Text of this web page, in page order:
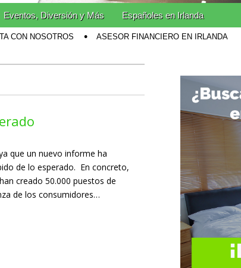
Eventos, Diversión y Más Españoles en Irlanda
CON NOSOTROS ASESOR FINANCIERO EN IRLANDA
que un nuevo informe ha
de lo esperado. En concreto,
creado 50.000 puestos de
de los consumidores…